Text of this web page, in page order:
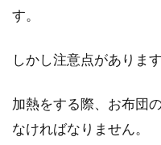
す。
しかし注意点があります
加熱をする際、お布団
なければなりません。